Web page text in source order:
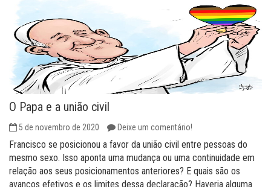
O Papa e a união civil
5 de novembro de 2020 Deixe um comentário!
Francisco se posicionou a favor da união civil entre pessoas do
mesmo sexo. Isso aponta uma mudança ou uma continuidade em
relação aos seus posicionamentos anteriores? E quais são os
avanços efetivos e os limites dessa declaração? Haveria alguma